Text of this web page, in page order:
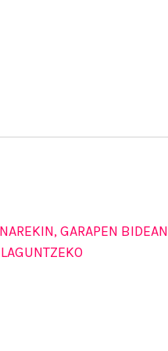
GARAPEN BIDEAN